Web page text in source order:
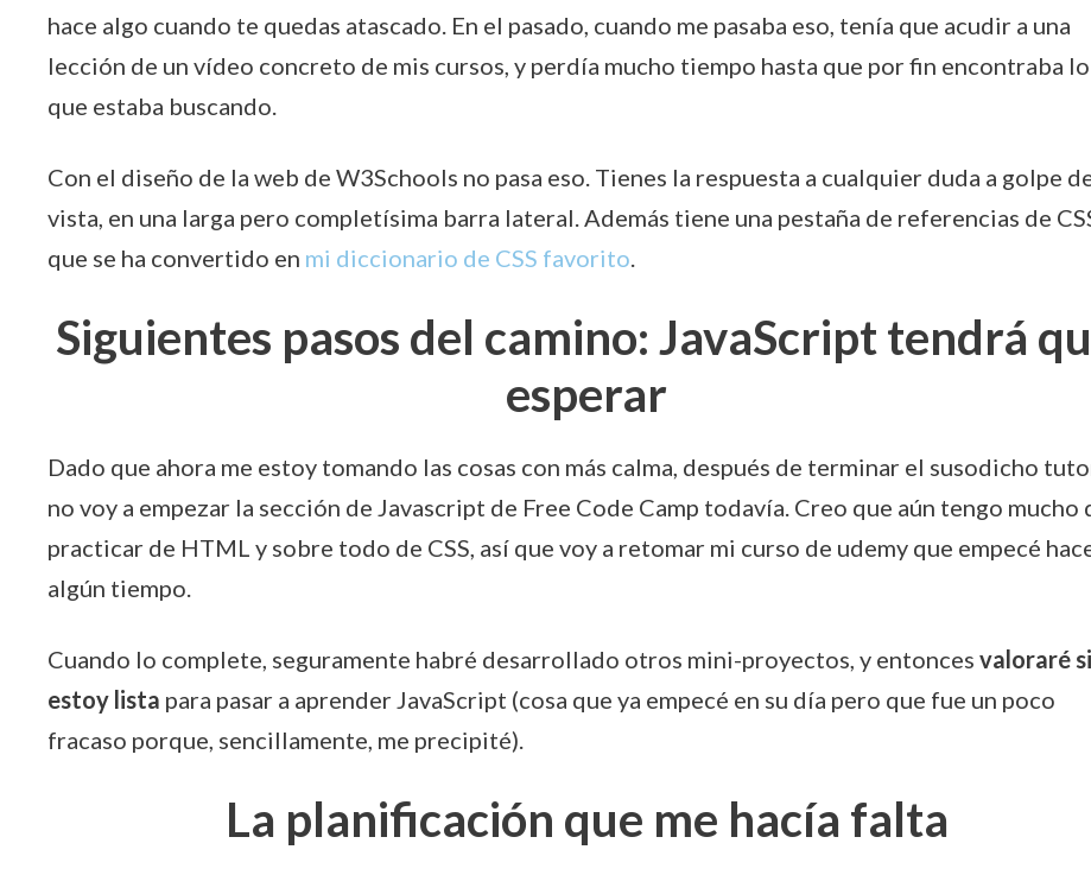
hace algo cuando te quedas atascado. En el pasado, cuando me pasaba eso, tenía que acudir a una
lección de un vídeo concreto de mis cursos, y perdía mucho tiempo hasta que por fin encontraba lo
que estaba buscando.
Con el diseño de la web de W3Schools no pasa eso. Tienes la respuesta a cualquier duda a golpe
vista, en una larga pero completísima barra lateral. Además tiene una pestaña de referencias de
que se ha convertido en mi diccionario de CSS favorito
Siguientes pasos del camino: JavaScript tendrá
esperar
Dado que ahora me estoy tomando las cosas con más calma, después de terminar el susodicho
no voy a empezar la sección de Javascript de Free Code Camp todavía. Creo que aún tengo mucho
practicar de HTML y sobre todo de CSS, así que voy a retomar mi curso de udemy que empecé
algún tiempo.
Cuando lo complete, seguramente habré desarrollado otros mini-proyectos, y entonces valoraré si
estoy lista para pasar a aprender JavaScript (cosa que ya empecé en su día pero que fue un poco
fracaso porque, sencillamente, me precipité).
La planificación que me hacía falta